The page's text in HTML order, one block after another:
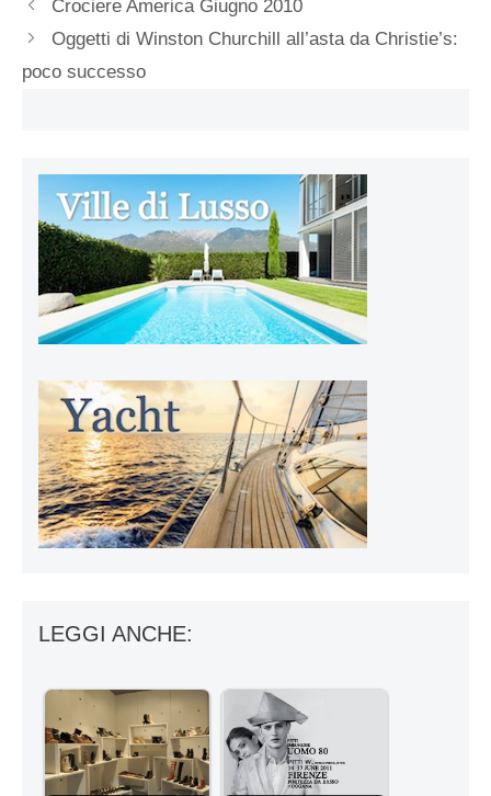
Crociere America Giugno 2010
Oggetti di Winston Churchill all’asta da Christie’s:
poco successo
LEGGI ANCHE: